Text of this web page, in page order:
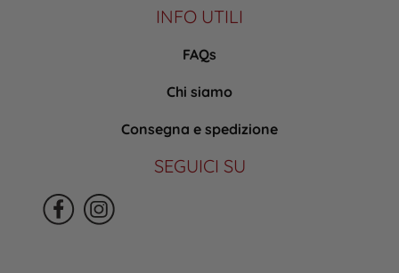
INFO UTILI
FAQs
Chi siamo
Consegna e spedizione
SEGUICI SU